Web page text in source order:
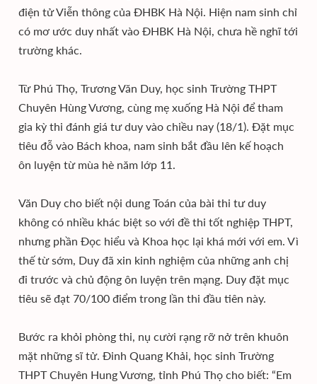
điện tử Viễn thông của ĐHBK Hà Nội. Hiện nam sinh chỉ
có mơ ước duy nhất vào ĐHBK Hà Nội, chưa hề nghĩ tới
trường khác.
Từ Phú Thọ, Trương Văn Duy, học sinh Trường THPT
Chuyên Hùng Vương, cùng mẹ xuống Hà Nội để tham
gia kỳ thi đánh giá tư duy vào chiều nay (18/1). Đặt mục
tiêu đỗ vào Bách khoa, nam sinh bắt đầu lên kế hoạch
ôn luyện từ mùa hè năm lớp 11.
Văn Duy cho biết nội dung Toán của bài thi tư duy
không có nhiều khác biệt so với đề thi tốt nghiệp THPT,
nhưng phần Đọc hiểu và Khoa học lại khá mới với em. Vì
thế từ sớm, Duy đã xin kinh nghiệm của những anh chị
đi trước và chủ động ôn luyện trên mạng. Duy đặt mục
tiêu sẽ đạt 70/100 điểm trong lần thi đầu tiên này.
Bước ra khỏi phòng thi, nụ cười rạng rỡ nở trên khuôn
mặt những sĩ tử. Đinh Quang Khải, học sinh Trường
THPT Chuyên Hung Vương, tỉnh Phú Thọ cho biết: “Em